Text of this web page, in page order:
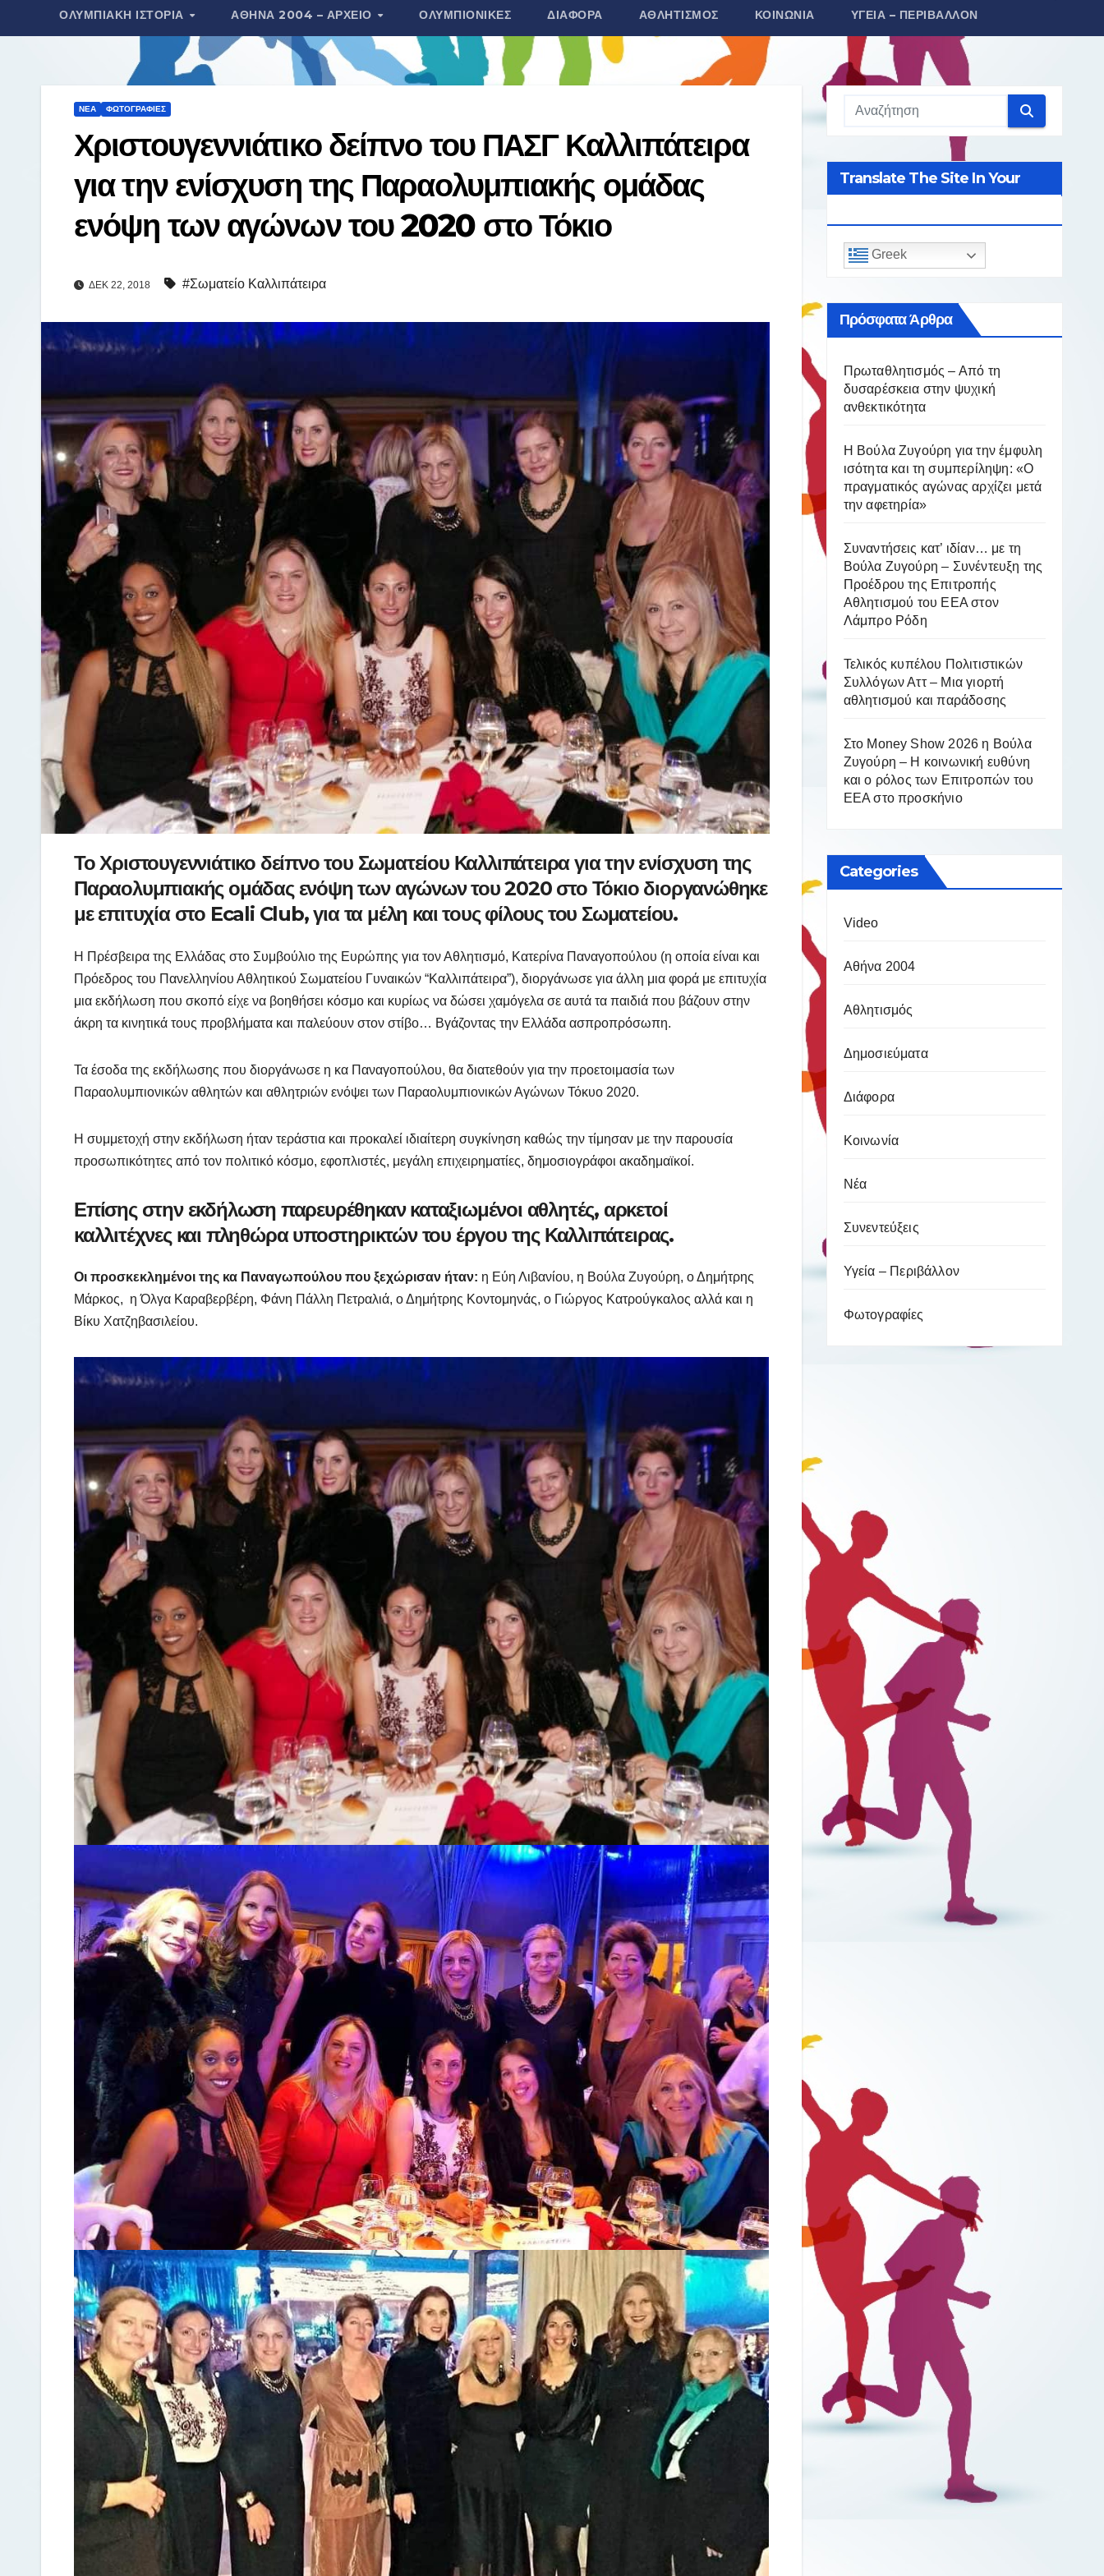
ΟΛΥΜΠΙΑΚΉ ΙΣΤΟΡΊΑ ΑΘΉΝΑ 2004 – ΑΡΧΕΊΟ ΟΛΥΜΠΙΟΝΊΚΕΣ ΔΙΆΦΟΡΑ ΑΘΛΗΤΙΣΜΌΣ ΚΟΙΝΩΝΊΑ ΥΓΕΊΑ – ΠΕΡΙΒΆΛΛΟΝ
ΝΈΑ ΦΩΤΟΓΡΑΦΊΕΣ
Χριστουγεννιάτικο δείπνο του ΠΑΣΓ Καλλιπάτειρα
για την ενίσχυση της Παραολυμπιακής ομάδας
ενόψη των αγώνων του 2020 στο Τόκιο
ΔΕΚ 22, 2018 #Σωματείο Καλλιπάτειρα
Το Χριστουγεννιάτικο δείπνο του Σωματείου Καλλιπάτειρα για την ενίσχυση της
Παραολυμπιακής ομάδας ενόψη των αγώνων του 2020 στο Τόκιο διοργανώθηκε
με επιτυχία στο Ecali Club, για τα μέλη και τους φίλους του Σωματείου.
H Πρέσβειρα της Ελλάδας στο Συμβούλιο της Ευρώπης για τον Αθλητισμό, Κατερίνα Παναγοπούλου (η οποία είναι και
Πρόεδρος του Πανελληνίου Αθλητικού Σωματείου Γυναικών “Καλλιπάτειρα”), διοργάνωσε για άλλη μια φορά με επιτυχία
μια εκδήλωση που σκοπό είχε να βοηθήσει κόσμο και κυρίως να δώσει χαμόγελα σε αυτά τα παιδιά που βάζουν στην
άκρη τα κινητικά τους προβλήματα και παλεύουν στον στίβο… Βγάζοντας την Ελλάδα ασπροπρόσωπη.
Τα έσοδα της εκδήλωσης που διοργάνωσε η κα Παναγοπούλου, θα διατεθούν για την προετοιμασία των
Παραολυμπιονικών αθλητών και αθλητριών ενόψει των Παραολυμπιονικών Αγώνων Τόκυο 2020.
Η συμμετοχή στην εκδήλωση ήταν τεράστια και προκαλεί ιδιαίτερη συγκίνηση καθώς την τίμησαν με την παρουσία
προσωπικότητες από τον πολιτικό κόσμο, εφοπλιστές, μεγάλη επιχειρηματίες, δημοσιογράφοι ακαδημαϊκοί.
Επίσης στην εκδήλωση παρευρέθηκαν καταξιωμένοι αθλητές, αρκετοί
καλλιτέχνες και πληθώρα υποστηρικτών του έργου της Καλλιπάτειρας.
Οι προσκεκλημένοι της κα Παναγωπούλου που ξεχώρισαν ήταν: η Εύη Λιβανίου, η Βούλα Ζυγούρη, ο Δημήτρης
Μάρκος, η Όλγα Καραβερβέρη, Φάνη Πάλλη Πετραλιά, ο Δημήτρης Κοντομηνάς, ο Γιώργος Κατρούγκαλος αλλά και η
Βίκυ Χατζηβασιλείου.
Translate The Site In Your
Greek
Πρόσφατα Άρθρα
Πρωταθλητισμός – Από τη
δυσαρέσκεια στην ψυχική
ανθεκτικότητα
Η Βούλα Ζυγούρη για την έμφυλη
ισότητα και τη συμπερίληψη: «Ο
πραγματικός αγώνας αρχίζει μετά
την αφετηρία»
Συναντήσεις κατ’ ιδίαν… με τη
Βούλα Ζυγούρη – Συνέντευξη της
Προέδρου της Επιτροπής
Αθλητισμού του ΕΕΑ στον
Λάμπρο Ρόδη
Τελικός κυπέλου Πολιτιστικών
Συλλόγων Αττ – Μια γιορτή
αθλητισμού και παράδοσης
Στο Money Show 2026 η Βούλα
Ζυγούρη – Η κοινωνική ευθύνη
και ο ρόλος των Επιτροπών του
ΕΕΑ στο προσκήνιο
Categories
Video
Αθήνα 2004
Αθλητισμός
Δημοσιεύματα
Διάφορα
Κοινωνία
Νέα
Συνεντεύξεις
Υγεία – Περιβάλλον
Φωτογραφίες